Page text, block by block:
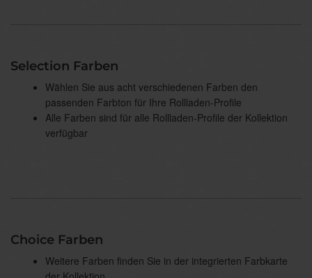
Selection Farben
Wählen Sie aus acht verschiedenen Farben den
passenden Farbton für Ihre Rollladen-Profile
Alle Farben sind für alle Rollladen-Profile der Kollektion
verfügbar
Choice Farben
Weitere Farben finden Sie in der integrierten Farbkarte